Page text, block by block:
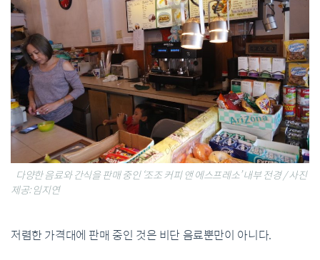
다양한 음료와 간식을 판매 중인 ‘조조 커피 앤 에스프레소’ 내부 전경 / 사진
제공: 임지연
저렴한 가격대에 판매 중인 것은 비단 음료뿐만이 아니다.